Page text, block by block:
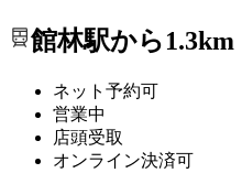
館林駅から1.3km
ネット予約可
営業中
店頭受取
オンライン決済可